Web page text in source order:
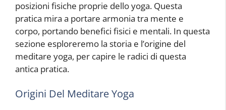
posizioni fisiche proprie dello yoga. Questa
pratica mira a portare armonia tra mente e
corpo, portando benefici fisici e mentali. In questa
sezione esploreremo la storia e l’origine del
meditare yoga, per capire le radici di questa
antica pratica.
Origini Del Meditare Yoga